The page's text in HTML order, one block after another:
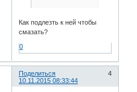
Как подлезть к ней чтобы
смазать?
0
Поделиться
4
10.11.2015 08:33:44